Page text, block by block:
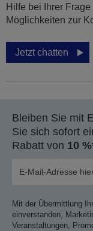
Hilfe bei Ihrer
Möglichkeiten zur
Jetzt chatten
Bleiben Sie mit
Sie sich sofort
Rabatt von 10
Mit der Übermittlung
einverstanden,
Veranstaltungen,